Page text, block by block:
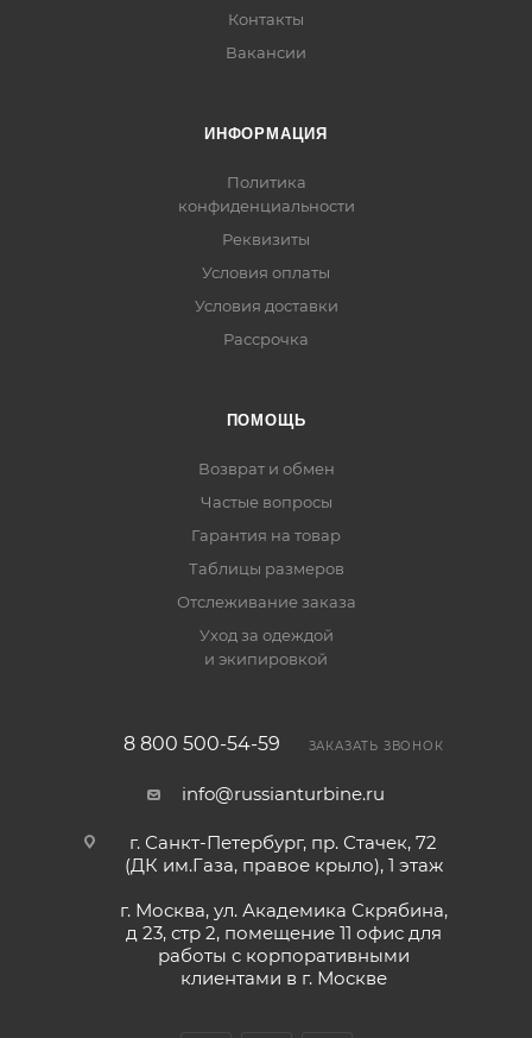
Контакты
Вакансии
ИНФОРМАЦИЯ
Политика
конфиденциальности
Реквизиты
Условия оплаты
Условия доставки
Рассрочка
ПОМОЩЬ
Возврат и обмен
Частые вопросы
Гарантия на товар
Таблицы размеров
Отслеживание заказа
Уход за одеждой
и экипировкой
8 800 500-54-59 ЗАКАЗАТЬ ЗВОНОК
info@russianturbine.ru
г. Санкт-Петербург, пр. Стачек, 72
(ДК им.Газа, правое крыло), 1 этаж
г. Москва, ул. Академика Скрябина,
д 23, стр 2, помещение 11 офис для
работы с корпоративными
клиентами в г. Москве